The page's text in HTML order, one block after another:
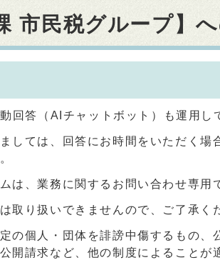
市民税グループ】
回答（AIチャットボット）も運用し
しては、回答にお時間をいただく
は、業務に関するお問い合わせ専
取り扱いできませんので、ご了承く
の個人・団体を誹謗中傷するもの
開請求など、他の制度によること